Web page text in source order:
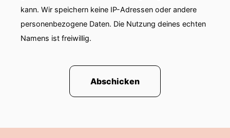
kann. Wir speichern keine IP-Adressen oder andere
personenbezogene Daten. Die Nutzung deines echten
Namens ist freiwillig.
Abschicken